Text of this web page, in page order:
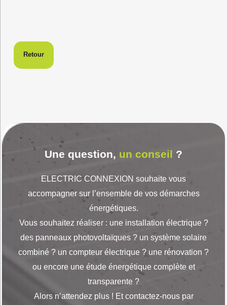
Retour
Une question, un conseil ?
ELECTRIC CONNEXION souhaite vous
accompagner sur l’ensemble de vos démarches
énergétiques.
Vous souhaitez réaliser : une installation électrique ?
des panneaux photovoltaïques ? un système solaire
combiné ? un compteur électrique ? une rénovation ?
ou encore une étude énergétique complète et
transparente ?
Alors n’attendez plus ! Et contactez-nous par